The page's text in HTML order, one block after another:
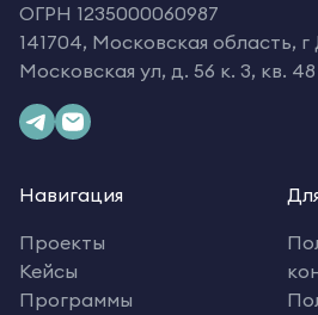
ОГРН 1235000060987
141704, Московская область,
Московская ул, д. 56 к. 3, кв. 48
Навигация
Проекты
Кейсы
Программы